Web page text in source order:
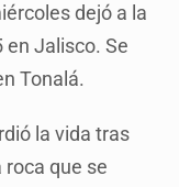
dejó a la
Jalisco. Se
Tonalá.
la vida tras
roca que se